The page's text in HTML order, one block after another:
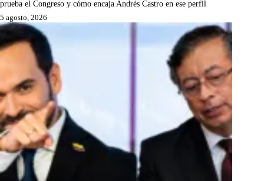
prueba el Congreso y cómo encaja Andrés Castro en ese perfil
5 agosto, 2026